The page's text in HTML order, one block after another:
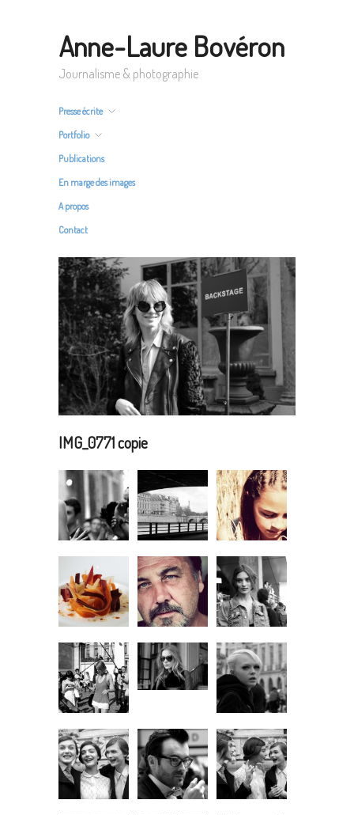
Anne-Laure Bovéron
Journalisme & photographie
Presse écrite
Portfolio
Publications
En marge des images
A propos
Contact
IMG_0771 copie